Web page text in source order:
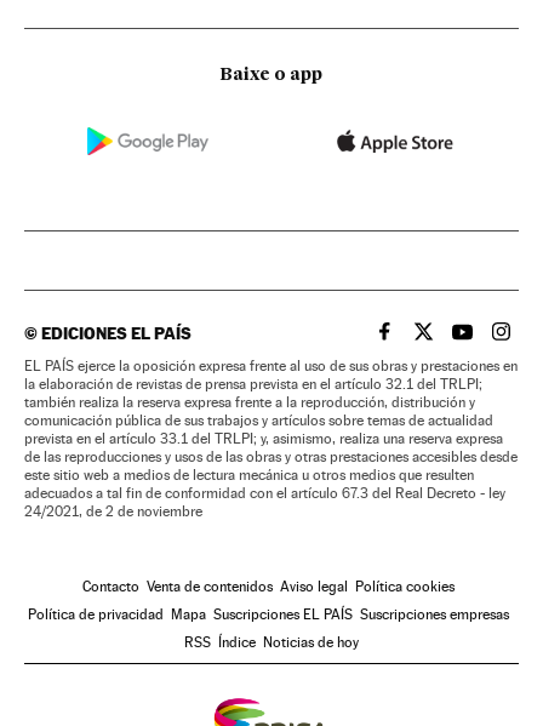
Baixe o app
©EDICIONES EL PAÍS EL PAÍS BRASIL EN
EL PAÍSEL PAÍS
EL
EL PAÍS ejerce la oposición expresa frente al uso de sus obras y prestaciones en
la elaboración de revistas de prensa prevista en el artículo 32.1 del TRLPI;
también realiza la reserva expresa frente a la reproducción, distribución y
comunicación pública de sus trabajos y artículos sobre temas de actualidad
prevista en el artículo 33.1 del TRLPI; y, asimismo, realiza una reserva expresa
de las reproducciones y usos de las obras y otras prestaciones accesibles desde
este sitio web a medios de lectura mecánica u otros medios que resulten
adecuados a tal fin de conformidad con el artículo 67.3 del Real Decreto - ley
24/2021, de 2 de noviembre
Contacto Venta de contenidos Aviso legal
Política cookies
Política de privacidad
Mapa Suscripciones EL PAÍS Suscripciones empresas
RSS
Índice Noticias de hoy